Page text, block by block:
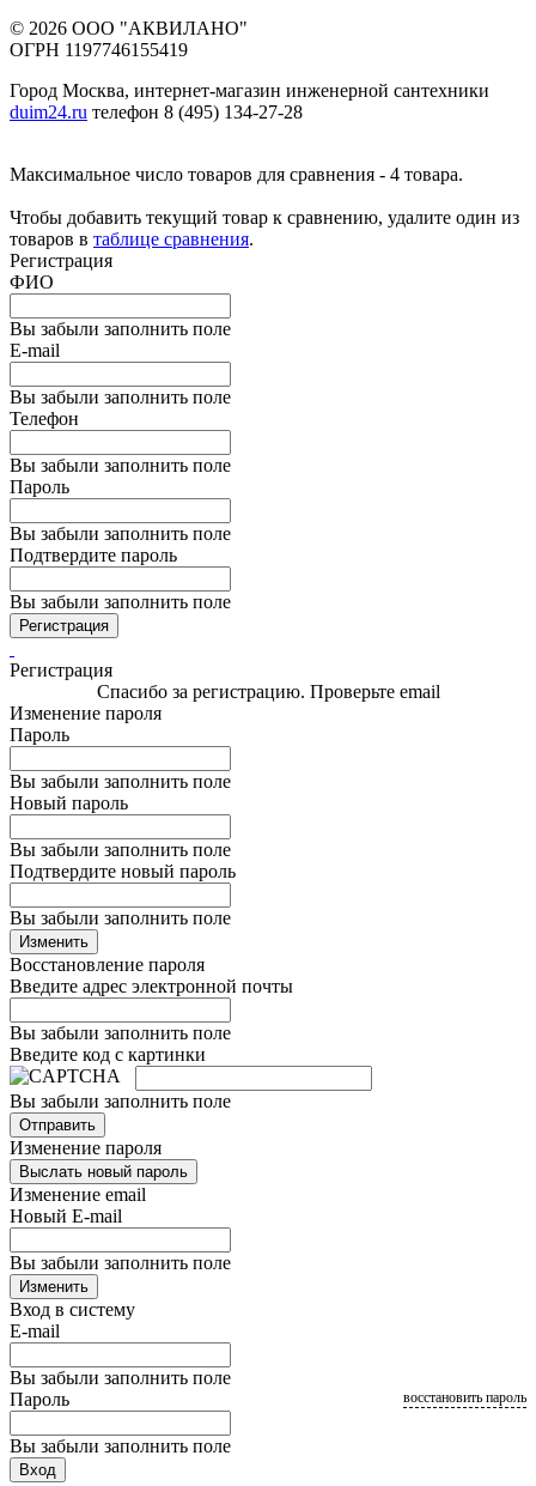
© 2026 ООО "АКВИЛАНО"
ОГРН 1197746155419
Город Москва, интернет-магазин инженерной сантехники
duim24.ru телефон 8 (495) 134-27-28
Максимальное число товаров для сравнения - 4 товара.
Чтобы добавить текущий товар к сравнению, удалите один из
товаров в таблице сравнения.
Регистрация
ФИО
Вы забыли заполнить поле
E-mail
Вы забыли заполнить поле
Телефон
Вы забыли заполнить поле
Пароль
Вы забыли заполнить поле
Подтвердите пароль
Вы забыли заполнить поле
Регистрация
Регистрация
Спасибо за регистрацию. Проверьте email
Изменение пароля
Пароль
Вы забыли заполнить поле
Новый пароль
Вы забыли заполнить поле
Подтвердите новый пароль
Вы забыли заполнить поле
Изменить
Восстановление пароля
Введите адрес электронной почты
Вы забыли заполнить поле
Введите код с картинки
Вы забыли заполнить поле
Отправить
Изменение пароля
Выслать новый пароль
Изменение email
Новый E-mail
Вы забыли заполнить поле
Изменить
Вход в систему
E-mail
Вы забыли заполнить поле
Пароль
Вы забыли заполнить поле
восстановить пароль
Вход